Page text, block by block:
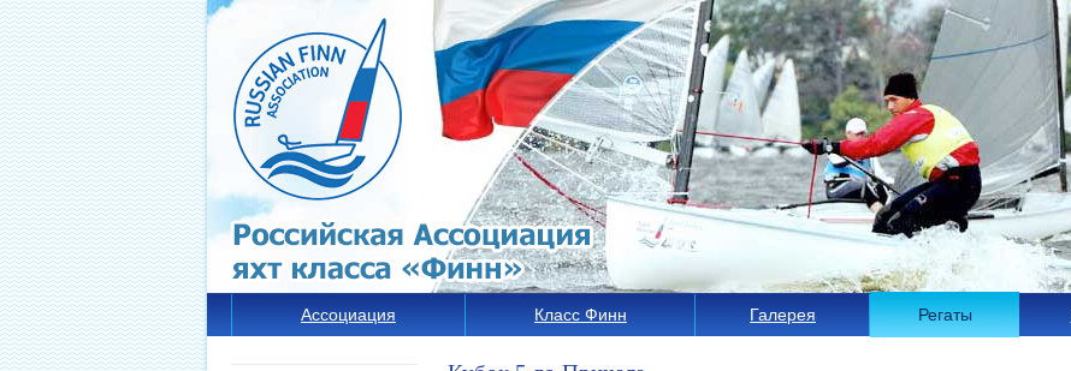
Ассоциация Класс Финн Галерея Регаты